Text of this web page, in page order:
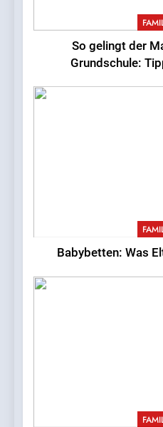
FAMILIE
So gelingt der
Grundschule:
Babybetten: Was